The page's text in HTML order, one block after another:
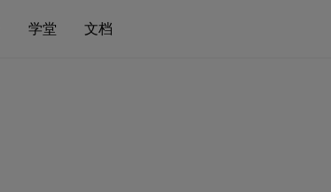
学堂 文档